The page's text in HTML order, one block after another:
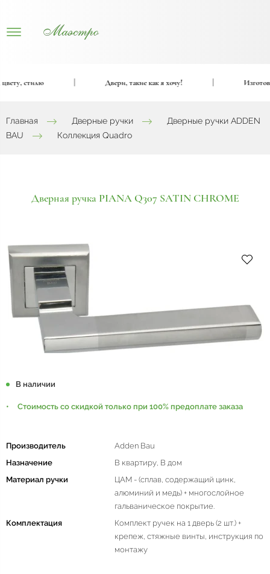
стилю Двери, такие как я хочу!
Главная Дверные ручки
Дверные ручки ADDEN
BAU
Коллекция Quadro
Дверная ручка PIANA Q307 SATIN CHROME
В наличии
Стоимость со скидкой только при 100% предоплате заказа
Производитель
Adden Bau
Назначение
В квартиру, В дом
Материал ручки
ЦАМ - (сплав, содержащий цинк,
алюминий и медь) + многослойное
гальваническое покрытие.
Комплектация
Комплект ручек на 1 дверь (2 шт.) +
крепеж, стяжные винты, инструкция по
монтажу